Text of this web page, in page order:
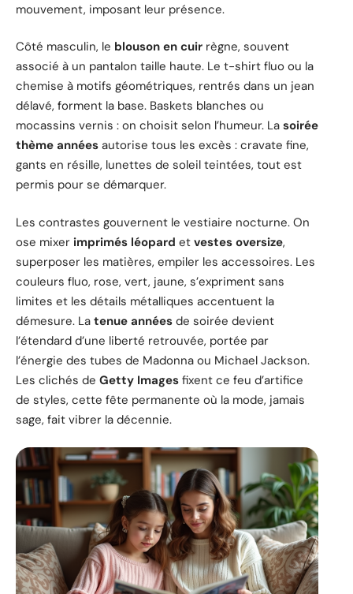
mouvement, imposant leur présence.
Côté masculin, le blouson en cuir règne, souvent
associé à un pantalon taille haute. Le t-shirt fluo ou la
chemise à motifs géométriques, rentrés dans un jean
délavé, forment la base. Baskets blanches ou
mocassins vernis : on choisit selon l’humeur. La soirée
thème années autorise tous les excès : cravate fine,
gants en résille, lunettes de soleil teintées, tout est
permis pour se démarquer.
Les contrastes gouvernent le vestiaire nocturne. On
ose mixer imprimés léopard et vestes oversize,
superposer les matières, empiler les accessoires. Les
couleurs fluo, rose, vert, jaune, s’expriment sans
limites et les détails métalliques accentuent la
démesure. La tenue années de soirée devient
l’étendard d’une liberté retrouvée, portée par
l’énergie des tubes de Madonna ou Michael Jackson.
Les clichés de Getty Images fixent ce feu d’artifice
de styles, cette fête permanente où la mode, jamais
sage, fait vibrer la décennie.